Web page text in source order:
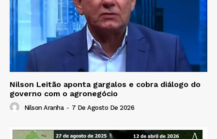
Nilson Leitão aponta gargalos e cobra diálogo do
governo com o agronegócio
Nilson Aranha - 7 De Agosto De 2026